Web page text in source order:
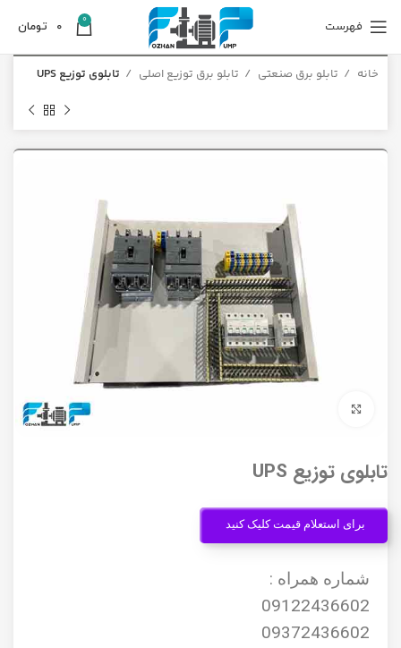
فهرست 0
0 تومان
خانه تابلو برق صنعتی تابلو برق توزیع اصلی تابلوی توزیع UPS
تابلوی توزیع UPS
برای استعلام قیمت کلیک کنید
شماره همراه :
09122436602
09372436602